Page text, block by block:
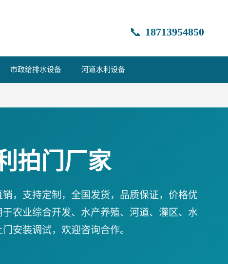
📞 18713954850
市政给排水设备 河道水利设备
拍门厂家
，支持定制，全国发货，品质保证，价格优
农业综合开发、水产养殖、河道、灌区、水
安装调试，欢迎咨询合作。